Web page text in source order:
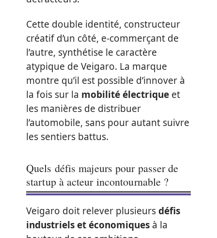
Cette double identité, constructeur
créatif d’un côté, e-commerçant de
l’autre, synthétise le caractère
atypique de Veigaro. La marque
montre qu’il est possible d’innover à
la fois sur la mobilité électrique et
les manières de distribuer
l’automobile, sans pour autant suivre
les sentiers battus.
Quels défis majeurs pour passer de
startup à acteur incontournable ?
Veigaro doit relever plusieursdéfis
industriels et économiques à la